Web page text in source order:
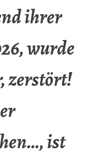
ihrer
wurde
zerstört!
ist